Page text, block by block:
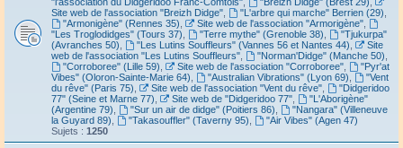
Site web de l'association "Breizh Didge"
"L'arbre qui marche" Berrien (29)
"Armonigène" (Rennes 35)
Site web de l'association "Armorigène",
"Les Troglodidges" (Tours 37)
"Terre mythe" (Grenoble 38)
"Tjukurpa"
(Avranches 50)
"Les Lutins Souffleurs" (Vannes 56 et Nantes 44)
Site
web de l'association "Les Lutins Souffleurs"
"Norman'Didge" (Manche 50)
"Corroboree" (Lille 59)
Site web de l'association "Corroboree",
"Pyr'at
Vibes" (Oloron-Sainte-Marie 64)
"Australian Vibrations" (Lyon 69)
"Vent
du rêve" (Paris 75)
Site web de l'association "Vent du rêve",
"Didgeridoo
77" (Seine et Marne 77)
Site web de "Didgeridoo 77",
"L'Aborigène"
(Argentine 79)
"Sur un air de didge" (Poitiers 86)
"Nangara" (Villeneuve
la Guyard 89)
"Takasouffler" (Taverny 95)
"Air Vibes" (Agen 47)
Sujets : 1250